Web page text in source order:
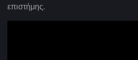
επιστήμης.